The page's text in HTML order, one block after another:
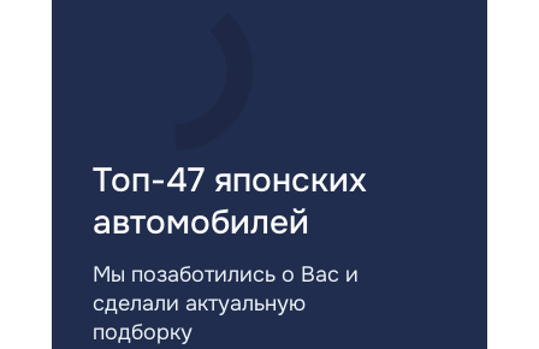
Топ-47 японских
автомобилей
Мы позаботились о Вас и
сделали актуальную
подборку